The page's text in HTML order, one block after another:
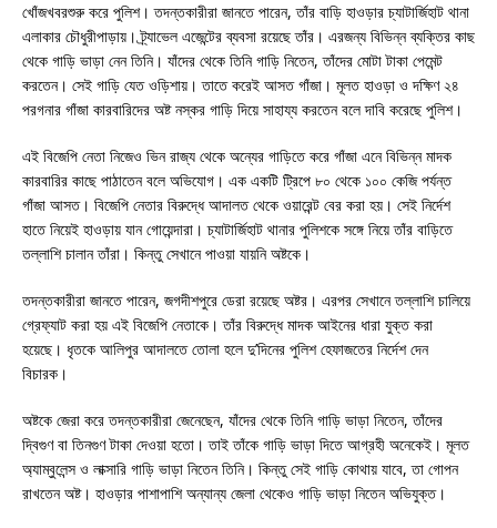
খোঁজখবরশুরু করে পুলিশ। তদন্তকারীরা জানতে পারেন, তাঁর বাড়ি হাওড়ার চ্যাটার্জিহাট থানা
এলাকার চৌধুরীপাড়ায়। ট্র্যাভেল এজেন্টের ব্যবসা রয়েছে তাঁর। এরজন্য বিভিন্ন ব্যক্তির কাছ
থেকে গাড়ি ভাড়া নেন তিনি। যাঁদের থেকে তিনি গাড়ি নিতেন, তাঁদের মোটা টাকা পেমেন্ট
করতেন। সেই গাড়ি যেত ওড়িশায়। তাতে করেই আসত গাঁজা। মূলত হাওড়া ও দক্ষিণ ২৪
পরগনার গাঁজা কারবারিদের অষ্ট নস্কর গাড়ি দিয়ে সাহায্য করতেন বলে দাবি করেছে পুলিশ।
এই বিজেপি নেতা নিজেও ভিন রাজ্য থেকে অন্যের গাড়িতে করে গাঁজা এনে বিভিন্ন মাদক
কারবারির কাছে পাঠাতেন বলে অভিযোগ। এক একটি ট্রিপে ৮০ থেকে ১০০ কেজি পর্যন্ত
গাঁজা আসত। বিজেপি নেতার বিরুদ্ধে আদালত থেকে ওয়ারেন্ট বের করা হয়। সেই নির্দেশ
হাতে নিয়েই হাওড়ায় যান গোয়েন্দারা। চ্যাটার্জিহাট থানার পুলিশকে সঙ্গে নিয়ে তাঁর বাড়িতে
তল্লাশি চালান তাঁরা। কিন্তু সেখানে পাওয়া যায়নি অষ্টকে।
তদন্তকারীরা জানতে পারেন, জগদীশপুরে ডেরা রয়েছে অষ্টর। এরপর সেখানে তল্লাশি চালিয়ে
গ্রেফ্যাট করা হয় এই বিজেপি নেতাকে। তাঁর বিরুদ্ধে মাদক আইনের ধারা যুক্ত করা
হয়েছে। ধৃতকে আলিপুর আদালতে তোলা হলে দু’দিনের পুলিশ হেফাজতের নির্দেশ দেন
বিচারক।
অষ্টকে জেরা করে তদন্তকারীরা জেনেছেন, যাঁদের থেকে তিনি গাড়ি ভাড়া নিতেন, তাঁদের
দ্বিগুণ বা তিনগুণ টাকা দেওয়া হতো। তাই তাঁকে গাড়ি ভাড়া দিতে আগ্রহী অনেকেই। মূলত
অ্যাম্বুলেন্স ও লাক্সারি গাড়ি ভাড়া নিতেন তিনি। কিন্তু সেই গাড়ি কোথায় যাবে, তা গোপন
রাখতেন অষ্ট। হাওড়ার পাশাপাশি অন্যান্য জেলা থেকেও গাড়ি ভাড়া নিতেন অভিযুক্ত।